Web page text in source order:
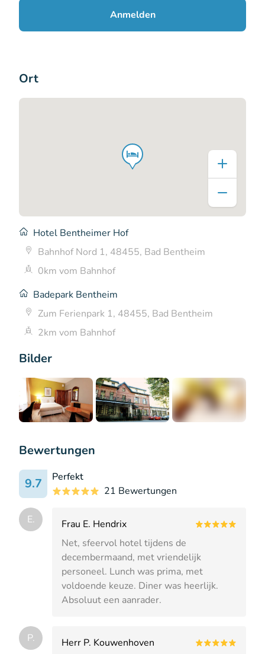
Anmelden
Bilder
Bewertungen
9.7
Perfekt
21 Bewertungen
E.
Frau E. Hendrix
Net, sfeervol hotel tijdens de
decembermaand, met vriendelijk
personeel. Lunch was prima, met
voldoende keuze. Diner was heerlijk.
Absoluut een aanrader.
P.
Herr P. Kouwenhoven
Ort
Hotel Bentheimer Hof
Bahnhof Nord 1, 48455, Bad Bentheim
0km vom Bahnhof
Badepark Bentheim
Zum Ferienpark 1, 48455, Bad Bentheim
2km vom Bahnhof